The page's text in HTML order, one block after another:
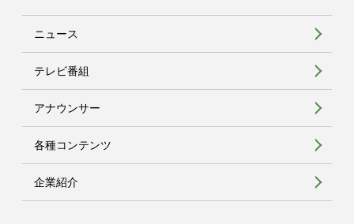
ニュース
テレビ番組
アナウンサー
各種コンテンツ
企業紹介